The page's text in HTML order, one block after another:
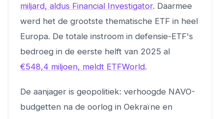
miljard, aldus Financial Investigator. Daarmee
werd het de grootste thematische ETF in heel
Europa. De totale instroom in defensie-ETF's
bedroeg in de eerste helft van 2025 al
€548,4 miljoen, meldt ETFWorld.
De aanjager is geopolitiek: verhoogde NAVO-
budgetten na de oorlog in Oekraïne en